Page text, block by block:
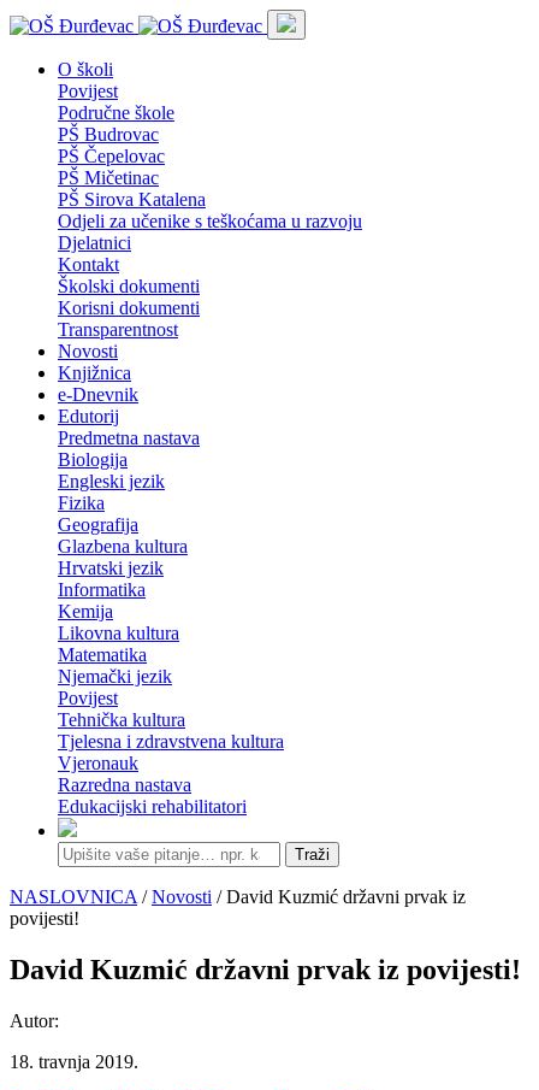
O školi
Povijest
Područne škole
PŠ Budrovac
PŠ Čepelovac
PŠ Mičetinac
PŠ Sirova Katalena
Odjeli za učenike s teškoćama u razvoju
Djelatnici
Kontakt
Školski dokumenti
Korisni dokumenti
Transparentnost
Novosti
Knjižnica
e-Dnevnik
Edutorij
Predmetna nastava
Biologija
Engleski jezik
Fizika
Geografija
Glazbena kultura
Hrvatski jezik
Informatika
Kemija
Likovna kultura
Matematika
Njemački jezik
Povijest
Tehnička kultura
Tjelesna i zdravstvena kultura
Vjeronauk
Razredna nastava
Edukacijski rehabilitatori
Traži
NASLOVNICA /Novosti / David Kuzmić državni prvak iz
povijesti!
David Kuzmić državni prvak iz povijesti!
Autor:
18. travnja 2019.